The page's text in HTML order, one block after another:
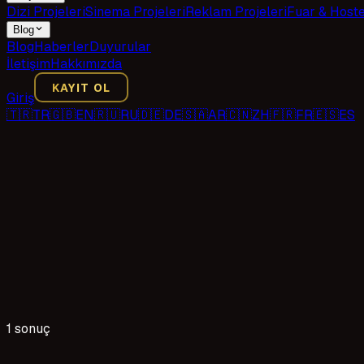
Dizi ProjeleriSinema ProjeleriReklam ProjeleriFuar &
Blog
BlogHaberlerDuyurular
İletişimHakkımızda
Giriş
KAYIT OL
🇹🇷TR🇬🇧EN🇷🇺RU🇩🇪DE🇸🇦AR🇨🇳ZH🇫🇷FR🇪🇸ES
1 sonuç